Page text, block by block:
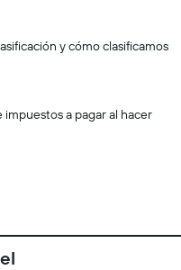
y cómo clasificamos
impuestos a pagar al hacer